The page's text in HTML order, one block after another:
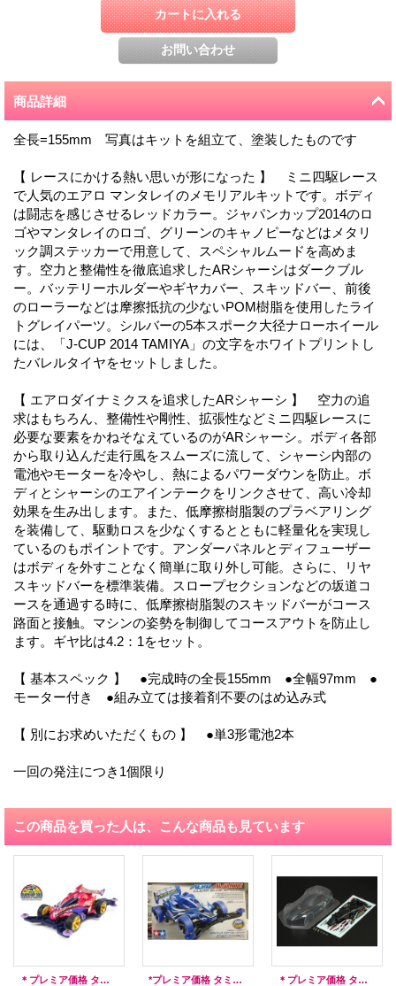
商品詳細
全長=155mm 写真はキットを組立て、塗装したものです
【 レースにかける熱い思いが形になった 】 ミニ四駆レース
で人気のエアロ マンタレイのメモリアルキットです。ボディ
は闘志を感じさせるレッドカラー。ジャパンカップ2014のロ
ゴやマンタレイのロゴ、グリーンのキャノピーなどはメタリ
ック調ステッカーで用意して、スペシャルムードを高めま
す。空力と整備性を徹底追求したARシャーシはダークブル
ー。バッテリーホルダーやギヤカバー、スキッドバー、前後
のローラーなどは摩擦抵抗の少ないPOM樹脂を使用したライ
トグレイパーツ。シルバーの5本スポーク大径ナローホイール
には、「J-CUP 2014 TAMIYA」の文字をホワイトプリントし
たバレルタイヤをセットしました。
【 エアロダイナミクスを追求したARシャーシ 】 空力の追
求はもちろん、整備性や剛性、拡張性などミニ四駆レースに
必要な要素をかねそなえているのがARシャーシ。ボディ各部
から取り込んだ走行風をスムーズに流して、シャーシ内部の
電池やモーターを冷やし、熱によるパワーダウンを防止。ボ
ディとシャーシのエアインテークをリンクさせて、高い冷却
効果を生み出します。また、低摩擦樹脂製のプラベアリング
を装備して、駆動ロスを少なくするとともに軽量化を実現し
ているのもポイントです。アンダーパネルとディフューザー
はボディを外すことなく簡単に取り外し可能。さらに、リヤ
スキッドバーを標準装備。スロープセクションなどの坂道コ
ースを通過する時に、低摩擦樹脂製のスキッドバーがコース
路面と接触。マシンの姿勢を制御してコースアウトを防止し
ます。ギヤ比は4.2：1をセット。
【 基本スペック 】 ●完成時の全長155mm ●全幅97mm ●
モーター付き ●組み立ては接着剤不要のはめ込み式
【 別にお求めいただくもの 】 ●単3形電池2本
一回の発注につき1個限り
この商品を買った人は、こんな商品も見ています
＊プレミア価格 タミヤ 95087 アバンテMk.III ジャパンカップ 2015 リミテッド *プレミア価格 タミヤ ITEM95024 エアロアバンテクリヤーブルースペシャル ＊プレミア価格 タミヤ 15481 トルクルーザー クリヤーボディセット